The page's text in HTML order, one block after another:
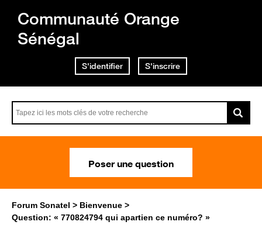
Communauté Orange
Sénégal
S'identifier S'inscrire
Poser une question
Forum Sonatel
Bienvenue
Question: « 770824794 qui apartien ce numéro? »